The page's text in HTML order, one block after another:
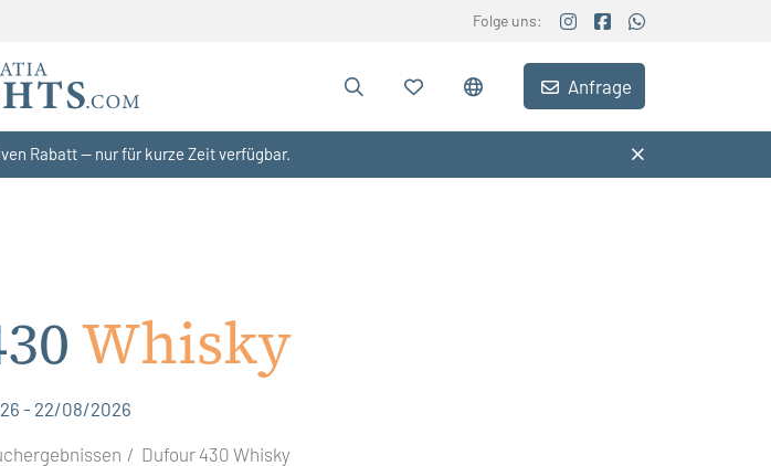
Rabatt — nur für kurze Zeit verfügbar.
Folge uns:
Anfrage
Whisky
- 22/08/2026
Dufour 430 Whisky